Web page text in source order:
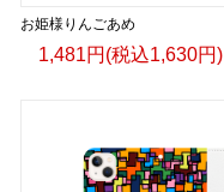
お姫様りんごあめ
1,481円(税込1,630円)